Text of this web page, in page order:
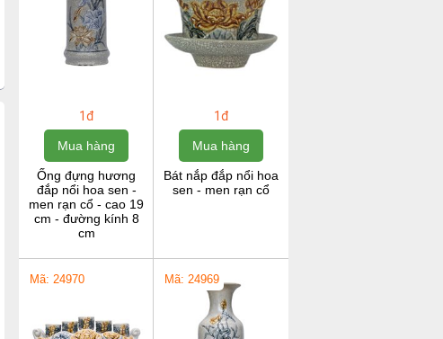
1đ
Mua hàng
Ống đựng hương
đắp nổi hoa sen -
men rạn cổ - cao 19
cm - đường kính 8
cm
1đ
Mua hàng
Bát nắp đắp nổi hoa
sen - men rạn cổ
Mã: 24970 Mã: 24969